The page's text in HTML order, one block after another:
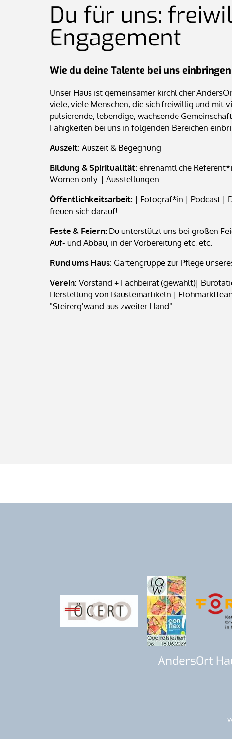
Du für uns:
Engagement
Wie du deine Talente bei uns
Unser Haus ist gemeinsamer kirchlicher
viele, viele Menschen, die sich freiwillig und mit
pulsierende, lebendige, wachsende
Fähigkeiten bei uns in folgenden Bereichen
Auszeit: Auszeit & Begegnung
Bildung & Spiritualität: ehrenamtliche
Women only. | Ausstellungen
Öffentlichkeitsarbeit: | Fotograf*in | Podcast |
freuen sich darauf!
Feste & Feiern: Du unterstützt uns bei großen
Auf- und Abbau, in der Vorbereitung etc. etc.
Rund ums Haus: Gartengruppe zur Pflege
Verein: Vorstand + Fachbeirat (gewählt)|
Herstellung von Bausteinartikeln |
"Steirerg'wand aus zweiter Hand"
AndersOrt